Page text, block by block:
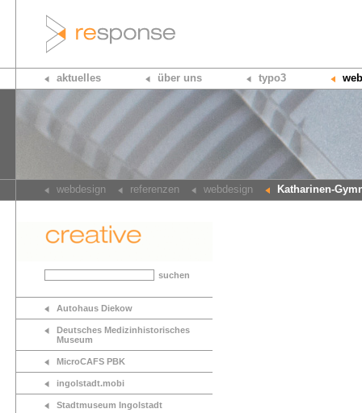
aktuelles über uns typo3
webdesign referenzen webdesign Katharinen-
suchen
Autohaus Diekow
Deutsches Medizinhistorisches
Museum
MicroCAFS PBK
ingolstadt.mobi
Stadtmuseum Ingolstadt